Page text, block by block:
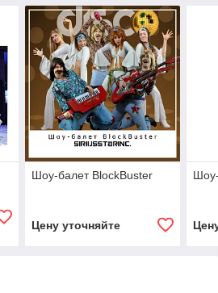
Шоу-балет BlockBuster
Цену уточняйте